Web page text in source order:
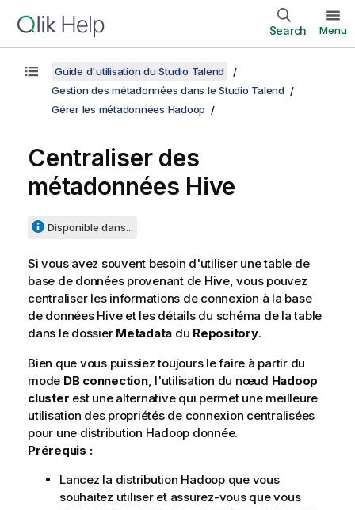
Search Menu
Guide d'utilisation du Studio Talend
Gestion des métadonnées dans le Studio Talend
Gérer les métadonnées Hadoop
Centraliser des
métadonnées Hive
Disponible dans...
Si vous avez souvent besoin d'utiliser une table de
base de données provenant de Hive, vous pouvez
centraliser les informations de connexion à la base
de données Hive et les détails du schéma de la table
dans le dossier Metadata du Repository.
Bien que vous puissiez toujours le faire à partir du
mode DB connection, l'utilisation du nœud Hadoop
cluster est une alternative qui permet une meilleure
utilisation des propriétés de connexion centralisées
pour une distribution Hadoop donnée.
Prérequis :
Lancez la distribution Hadoop que vous
souhaitez utiliser et assurez-vous que vous